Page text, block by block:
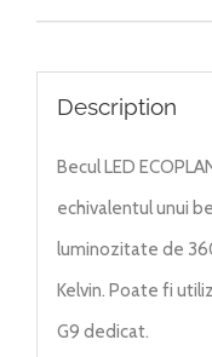
Description
Becul LED
echivalentul unui
luminozitate de
Kelvin. Poate fi
G9 dedicat.